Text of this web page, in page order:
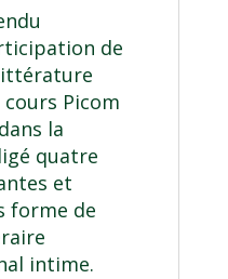
de
cours Picom
la
quatre
et
forme de
intime.